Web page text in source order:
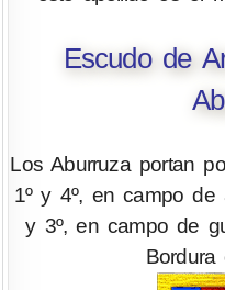
Escudo de
Los Aburruza portan
1º y 4º, en campo de
y 3º, en campo de